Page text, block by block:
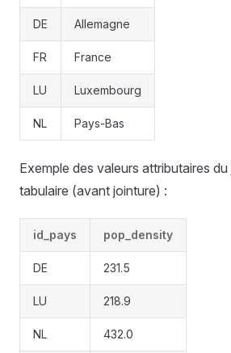
DE Allemagne
FR France
LU Luxembourg
NL Pays-Bas
Exemple des valeurs attributaires
tabulaire (avant jointure) :
id_pays pop_density
DE 231.5
LU 218.9
NL 432.0